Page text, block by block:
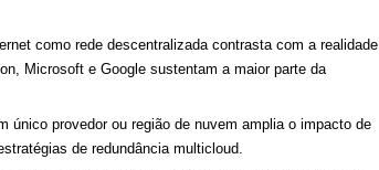
como rede descentralizada contrasta com a realidade
Microsoft e Google sustentam a maior parte da
único provedor ou região de nuvem amplia o impacto de
de redundância multicloud.